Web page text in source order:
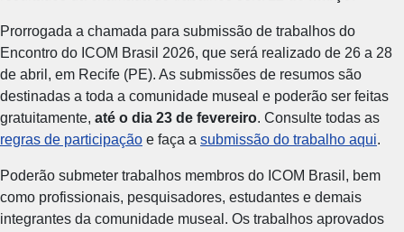
Prorrogada a chamada para submissão de trabalhos do
Encontro do ICOM Brasil 2026, que será realizado de 26 a 28
de abril, em Recife (PE). As submissões de resumos são
destinadas a toda a comunidade museal e poderão ser feitas
gratuitamente, até o dia 23 de fevereiro. Consulte todas as
regras de participação e faça a submissão do trabalho aqui.
Poderão submeter trabalhos membros do ICOM Brasil, bem
como profissionais, pesquisadores, estudantes e demais
integrantes da comunidade museal. Os trabalhos aprovados